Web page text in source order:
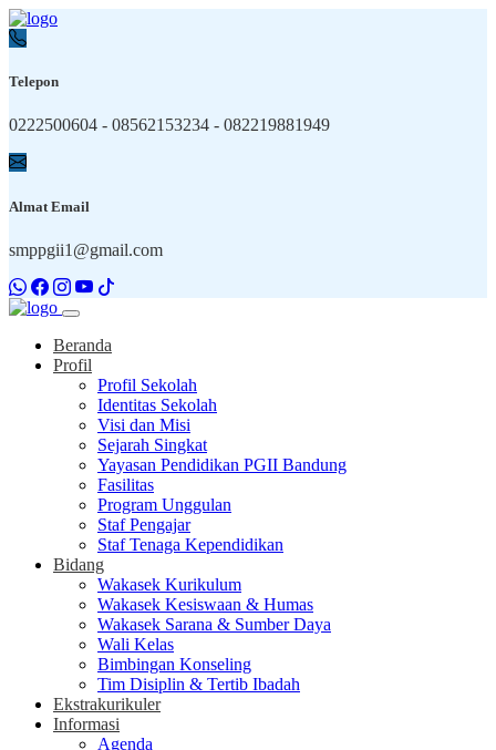
Telepon
0222500604 - 08562153234 - 082219881949
Almat Email
smppgii1@gmail.com
Beranda
Profil
Profil Sekolah
Identitas Sekolah
Visi dan Misi
Sejarah Singkat
Yayasan Pendidikan PGII Bandung
Fasilitas
Program Unggulan
Staf Pengajar
Staf Tenaga Kependidikan
Bidang
Wakasek Kurikulum
Wakasek Kesiswaan & Humas
Wakasek Sarana & Sumber Daya
Wali Kelas
Bimbingan Konseling
Tim Disiplin & Tertib Ibadah
Ekstrakurikuler
Informasi
Agenda